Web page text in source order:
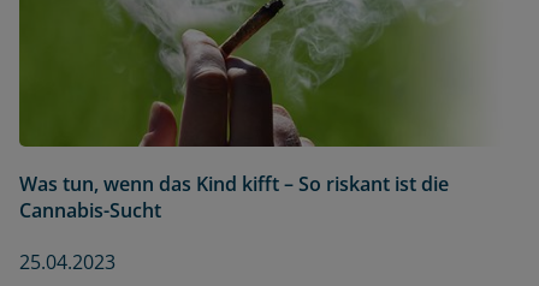
Was tun, wenn das Kind kifft – So riskant ist die
Cannabis-Sucht
25.04.2023